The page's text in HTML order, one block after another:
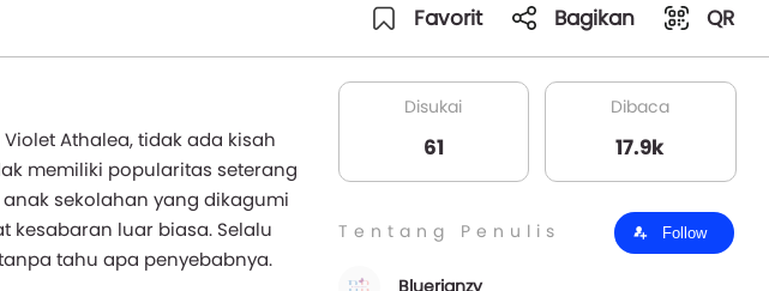
Favorit Bagikan QR
Athalea, tidak ada kisah
memiliki popularitas seterang
sekolahan yang dikagumi
kesabaran luar biasa. Selalu
tahu apa penyebabnya.
Disukai
61
Dibaca
17.9k
Tentang Penulis Follow
Bluerianzy